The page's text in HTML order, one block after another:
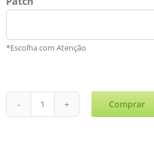
*Escolha com Atenção
Vasc
Comprar